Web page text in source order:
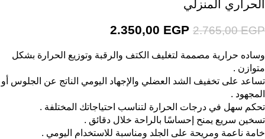
الحراري المنزلي
2.765,00EGP
2.350,00 EGP
وساده حرارية مصممة لتغليف الكتف والرقبة وتوزيع الحرارة بشكل
متوازن .
تساعد على تخفيف الشد العضلي والإجهاد اليومي الناتج عن الجلوس أو
المجهود .
تحكم سهل في درجات الحرارة لتناسب احتياجاتك المختلفة .
تسخين سريع يمنح إحساسًا بالراحة خلال دقائق .
خامة ناعمة ومريحة على الجلد ومناسبة للاستخدام اليومي .